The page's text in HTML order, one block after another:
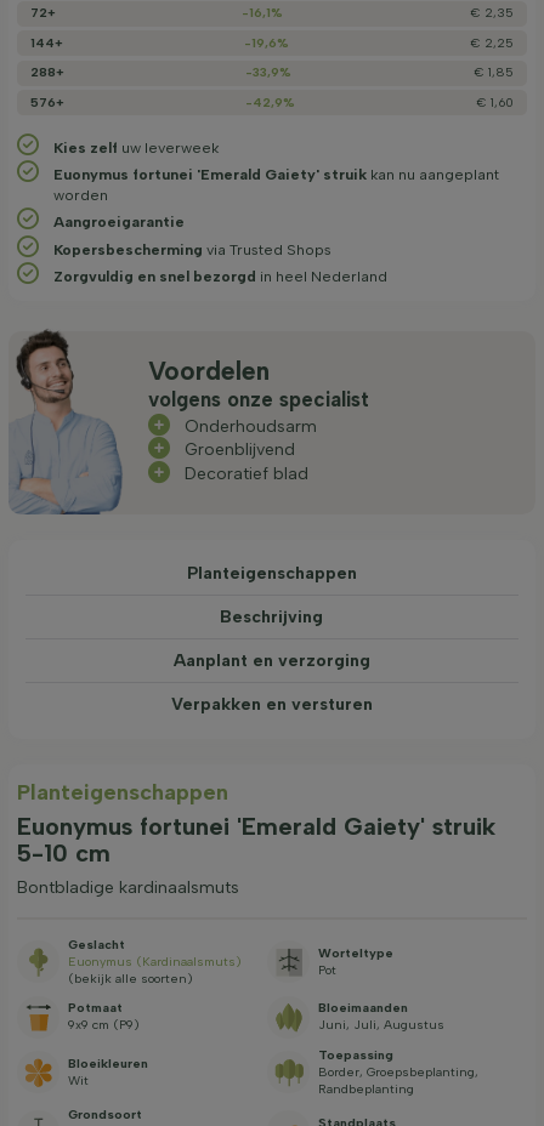
72+
-16,1%
€ 2,35
144+
-19,6%
€ 2,25
288+
-33,9%
€ 1,85
576+
-42,9% € 1,60
Kies zelf uw leverweek
Euonymus fortunei 'Emerald Gaiety' struik kan nu aangeplant
worden
Aangroeigarantie
Kopersbescherming via Trusted Shops
Zorgvuldig en snel bezorgd in heel Nederland
Voordelen
volgens onze specialist
Onderhoudsarm
Groenblijvend
Decoratief blad
Planteigenschappen
Beschrijving
Aanplant en verzorging
Verpakken en versturen
Planteigenschappen
Euonymus fortunei 'Emerald Gaiety' struik
5-10 cm
Bontbladige kardinaalsmuts
Geslacht
Euonymus (Kardinaalsmuts)
(bekijk alle soorten)
Worteltype
Pot
Potmaat
9x9 cm (P9)
Bloeimaanden
Juni, Juli, Augustus
Bloeikleuren
Wit
Toepassing
Border, Groepsbeplanting,
Randbeplanting
Grondsoort
Standplaats